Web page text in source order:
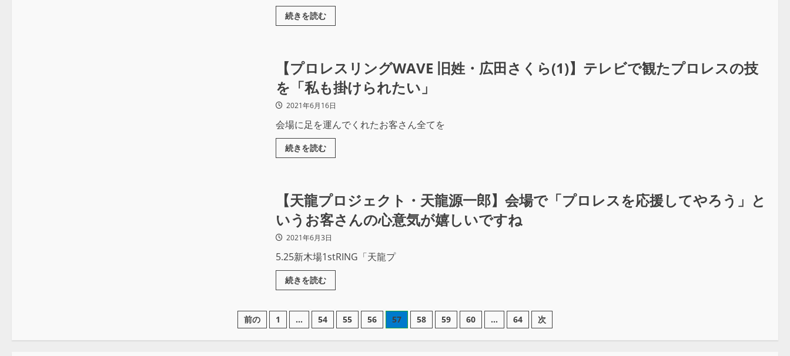
続きを読む
【プロレスリングWAVE 旧姓・広田さくら(1)】テレビで観たプロレスの技
を「私も掛けられたい」
2021年6月16日
会場に足を運んでくれたお客さん全てを
続きを読む
【天龍プロジェクト・天龍源一郎】会場で「プロレスを応援してやろう」と
いうお客さんの心意気が嬉しいですね
2021年6月3日
5.25新木場1stRING「天龍プ
続きを読む
前の 1 … 54 55 56 57 58 59 60 … 64 次